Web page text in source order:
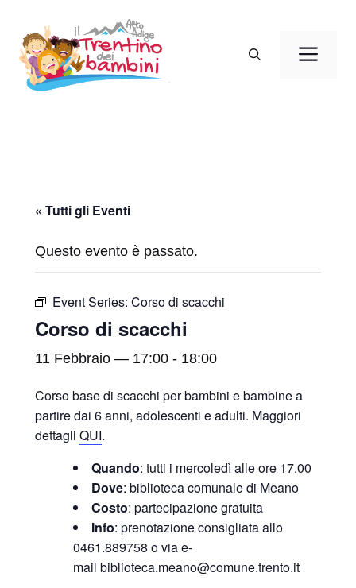
contenuto
« Tutti gli Eventi
Questo evento è passato.
Event Series: Corso di scacchi
Corso di scacchi
11 Febbraio — 17:00 - 18:00
Corso base di scacchi per bambini e bambine a
partire dai 6 anni, adolescenti e adulti. Maggiori
dettagli QUI.
Quando: tutti i mercoledì alle ore 17.00
Dove: biblioteca comunale di Meano
Costo: partecipazione gratuita
Info: prenotazione consigliata allo
0461.889758 o via e-
mail biblioteca.meano@comune.trento.it